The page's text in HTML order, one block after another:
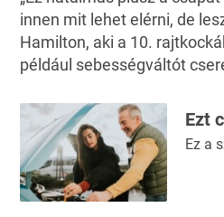
innen mit lehet elérni, de
Hamilton, aki a 10.
például sebességváltót
Ezt
Ez a